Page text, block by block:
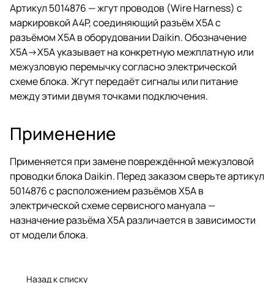
Артикул 5014876 — жгут проводов (Wire Harness) с
маркировкой A4P, соединяющий разъём X5A с
разъёмом X5A в оборудовании Daikin. Обозначение
X5A->X5A указывает на конкретную межплатную или
межузловую перемычку согласно электрической
схеме блока. Жгут передаёт сигналы или питание
между этими двумя точками подключения.
Применение
Применяется при замене повреждённой межузловой
проводки блока Daikin. Перед заказом сверьте артикул
5014876 с расположением разъёмов X5A в
электрической схеме сервисного мануала —
назначение разъёма X5A различается в зависимости
от модели блока.
Назад к списку